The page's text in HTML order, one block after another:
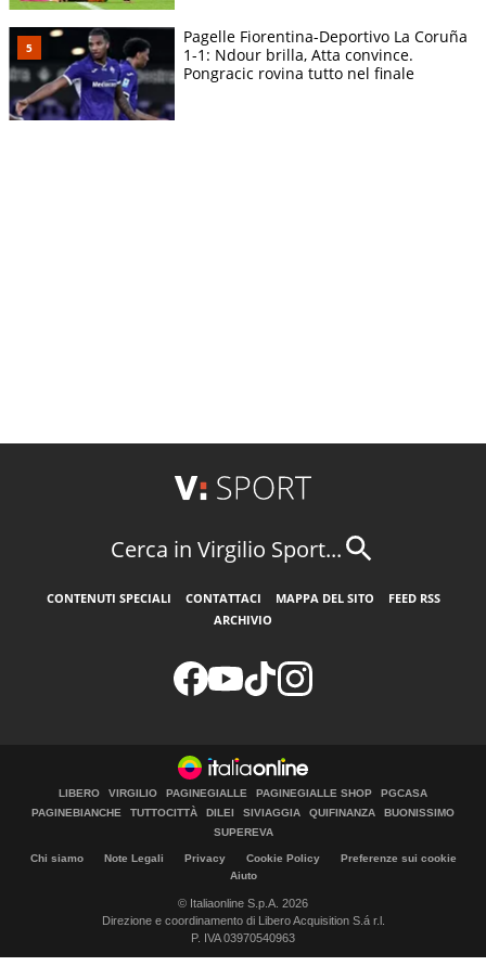
Pagelle Fiorentina-Deportivo La Coruña
1-1: Ndour brilla, Atta convince.
Pongracic rovina tutto nel finale
Cerca in Virgilio Sport...
CONTENUTI SPECIALI CONTATTACI MAPPA DEL SITO
FEED RSS
ARCHIVIO
LIBERO VIRGILIO PAGINEGIALLE PAGINEGIALLE SHOP
PGCASA
PAGINEBIANCHE
TUTTOCITTÀ DILEI SIVIAGGIA QUIFINANZA
BUONISSIMO
SUPEREVA
Chi siamo Note Legali Privacy Cookie Policy
Preferenze sui cookie
Aiuto
© Italiaonline S.p.A. 2026
Direzione e coordinamento di Libero Acquisition S.á r.l.
P. IVA 03970540963